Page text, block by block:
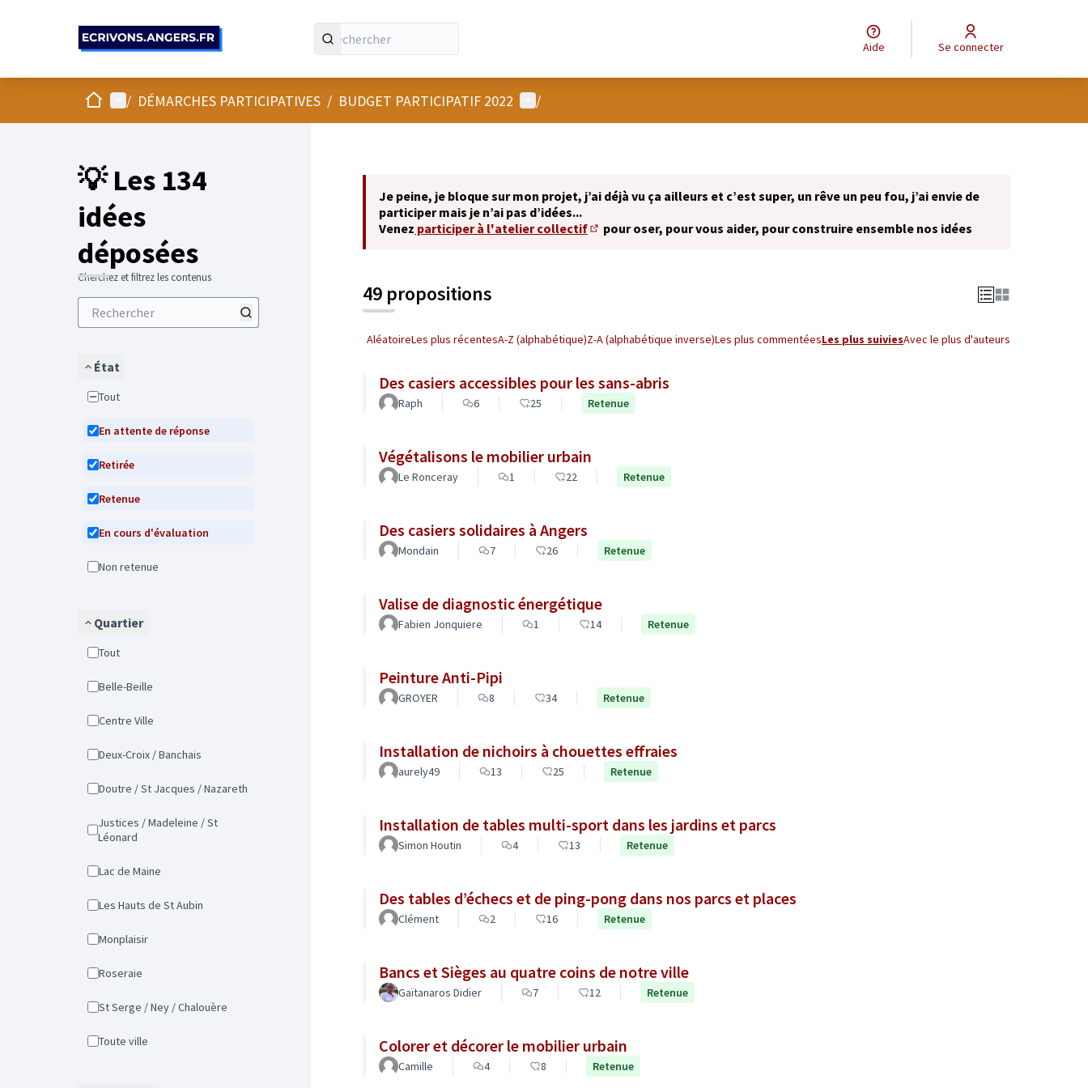
Aide Se connecter
AccueilMenu principal
/ DÉMARCHES PARTICIPATIVES / BUDGET PARTICIPATIF 2022 Menu utilisateur
/
💡 Les 134
idées
déposées
Cherchez et filtrez les contenus
État
Tout
En attente de réponse
Retirée
Retenue
En cours d'évaluation
Non retenue
Quartier
Tout
Belle-Beille
Centre Ville
Deux-Croix / Banchais
Doutre / St Jacques / Nazareth
Justices / Madeleine / St
Léonard
Lac de Maine
Les Hauts de St Aubin
Monplaisir
Roseraie
St Serge / Ney / Chalouère
Toute ville
Je peine, je bloque sur mon projet, j’ai déjà vu ça ailleurs et c’est super, un rêve un peu fou, j’ai envie de
participer mais je n’ai pas d’idées...
Venez participer à l'atelier collectif
(S'ouvre dans un nouvel onglet)
pour oser, pour vous aider, pour construire ensemble nos idées
49 propositions
AléatoireLes plus récentesA-Z (alphabétique)Z-A (alphabétique inverse)Les plus commentéesLes plus suiviesAvec le plus d'auteurs
Des casiers accessibles pour les sans-abris
Raph 6 25 Retenue
Végétalisons le mobilier urbain
Le Ronceray 1 22 Retenue
Des casiers solidaires à Angers
Mondain 7 26 Retenue
Valise de diagnostic énergétique
Fabien Jonquiere 1 14 Retenue
Peinture Anti-Pipi
GROYER 8 34 Retenue
Installation de nichoirs à chouettes effraies
aurely49 13 25 Retenue
Installation de tables multi-sport dans les jardins et parcs
Simon Houtin 4 13 Retenue
Des tables d’échecs et de ping-pong dans nos parcs et places
Clément 2 16 Retenue
Bancs et Sièges au quatre coins de notre ville
Gaïtanaros Didier 7 12 Retenue
Colorer et décorer le mobilier urbain
Camille 4 8 Retenue